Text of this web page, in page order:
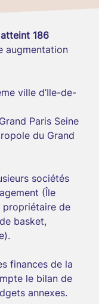
186
augmentation
ville d’Ile-de-
Paris Seine
du Grand
sociétés
(Île
propriétaire de
basket,
finances de la
le bilan de
annexes.